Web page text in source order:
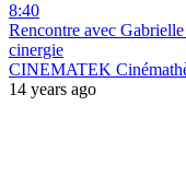
8:40
Rencontre avec
cinergie
CINEMATEK
14 years ago